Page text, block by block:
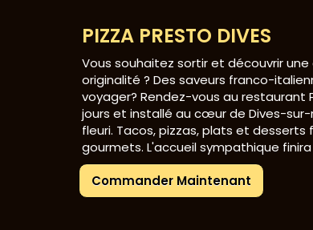
PIZZA PRESTO DIVES
Vous souhaitez sortir et découvrir
originalité ? Des saveurs franco-
voyager? Rendez-vous au restaurant
jours et installé au cœur de Dives-
fleuri. Tacos, pizzas, plats et
gourmets. L'accueil sympathique
Commander Maintenant